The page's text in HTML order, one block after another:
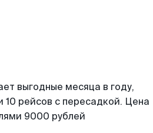
выгодные месяца в году,
рейсов с пересадкой. Цена
9000 рублей